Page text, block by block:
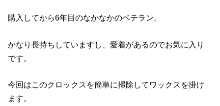
購入してから6年目のなかなかのベテラン。
かなり長持ちしていますし、愛着があるのでお気に入り
です。
今回はこのクロックスを簡単に掃除してワックスを掛け
ます。